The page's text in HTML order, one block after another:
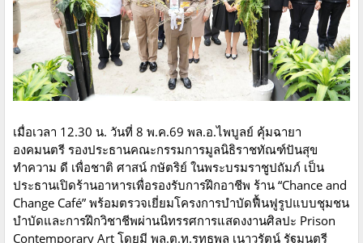
เมื่อเวลา 12.30 น. วันที่ 8 พ.ค.69 พล.อ.ไพบูลย์ คุ้มฉายา
องคมนตรี รองประธานคณะกรรมการมูลนิธิราชทัณฑ์ปันสุข
ทำความ ดี เพื่อชาติ ศาสน์ กษัตริย์ ในพระบรมราชูปถัมภ์ เป็น
ประธานเปิดร้านอาหารเพื่อรองรับการฝึกอาชีพ ร้าน “Chance and
Change Café” พร้อมตรวจเยี่ยมโครงการบำบัดฟื้นฟูรูปแบบชุมชน
บำบัดและการฝึกวิชาชีพผ่านนิทรรศการแสดงงานศิลปะ Prison
Contemporary Art โดยมี พล.ต.ท.รุทธพล เนาวรัตน์ รัฐมนตรี